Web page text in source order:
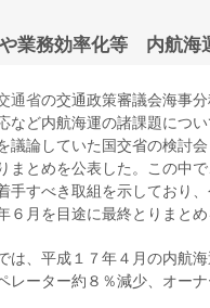
業務効率化等 内航海
通省の交通政策審議会海事
など内航海運の諸課題につ
議論していた国交省の検討
まとめを公表した。この中
手すべき取組を示しており
６月を目途に最終とりまとめ
は、平成１７年４月の内航
レーター約８％減少、オー